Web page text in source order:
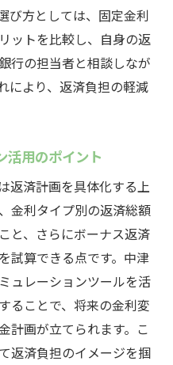
び方としては、固定金利
ットを比較し、自身の返
行の担当者と相談しなが
により、返済負担の軽減
活用のポイント
返済計画を具体化する上
金利タイプ別の返済総額
と、さらにボーナス返済
試算できる点です。中津
ュレーションツールを活
ることで、将来の金利変
計画が立てられます。こ
返済負担のイメージを掴